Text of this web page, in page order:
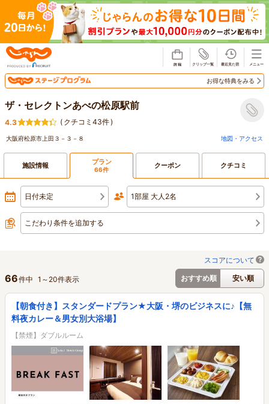
お得な特典をみる
ザ・セレクトンあべの松原駅前
4.3 ( クチコミ43件)
大阪府松原市上田３－３－８ 地図・アクセス
施設情報 プラン
66件 クーポン クチコミ
日付未定 1部屋 大人2名
こだわり条件を追加する
スコアについて
おすすめ順
安い順
66件中 1 ～ 20件表示
【朝食付き】スタンダードプラン★大阪・堺のビジネスに♪【無
料夜カレー＆男女別大浴場】
【禁煙】ダブルルーム